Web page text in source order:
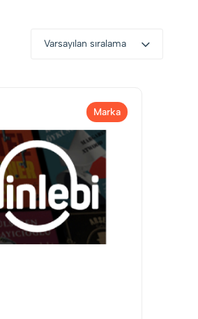
Varsayılan sıralama
Marka